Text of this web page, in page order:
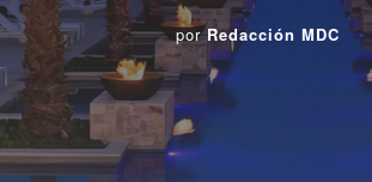
por Redacción MDC